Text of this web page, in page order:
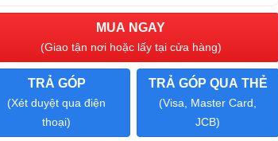
MUA NGAY
(Giao tận nơi hoặc lấy tại cửa hàng)
TRẢ GÓP
(Xét duyệt qua điện
thoại)
TRẢ GÓP QUA THẺ
(Visa, Master Card,
JCB)